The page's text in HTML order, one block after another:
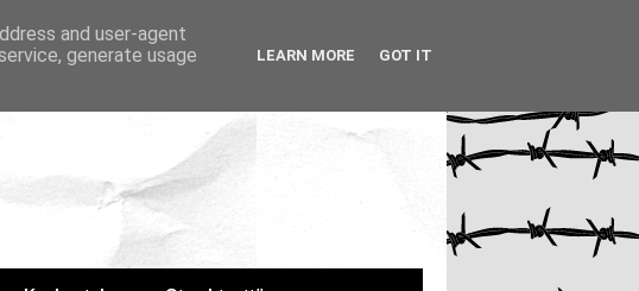
and user-agent
generate usage
LEARN MORE GOT IT